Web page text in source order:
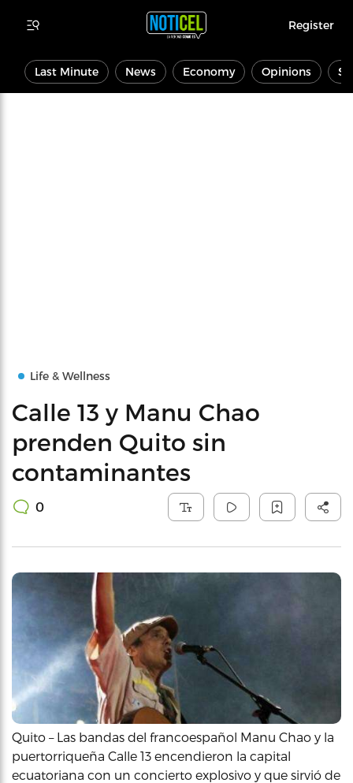
Register
Last Minute News Economy Opinions
Life & Wellness
Calle 13 y Manu Chao
prenden Quito sin
contaminantes
0
Quito – Las bandas del francoespañol Manu Chao y la
puertorriqueña Calle 13 encendieron la capital
ecuatoriana con un concierto explosivo y que sirvió de